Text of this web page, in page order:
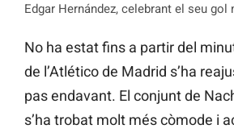
Edgar Hernández, celebrant el seu
No ha estat fins a partir del
de l’Atlético de Madrid s’ha
pas endavant. El conjunt de
s’ha trobat molt més còmode i